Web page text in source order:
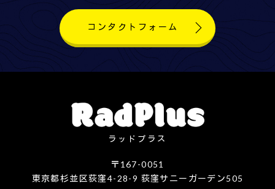
コンタクトフォーム
ラッドプラス
〒167-0051
東京都杉並区荻窪4-28-9 荻窪サニーガーデン505